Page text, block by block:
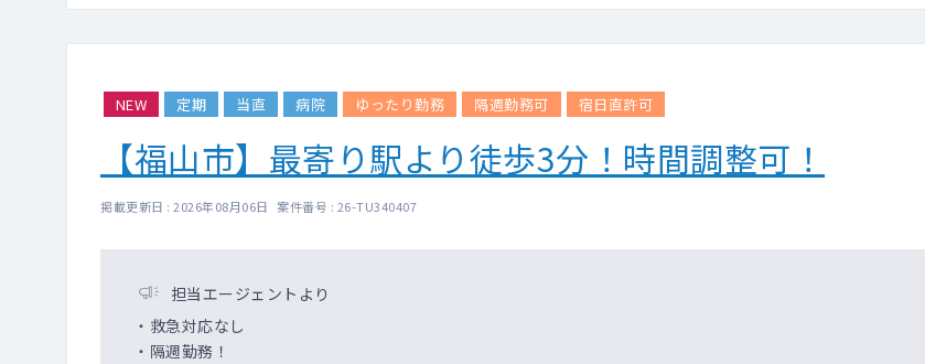
NEW 定期 当直 病院 ゆったり勤務 隔週勤務可 宿日直許可
【福山市】最寄り駅より徒歩3分！時間調整可！
掲載更新日 : 2026年08月06日 案件番号 : 26-TU340407
担当エージェントより
・救急対応なし
・隔週勤務！